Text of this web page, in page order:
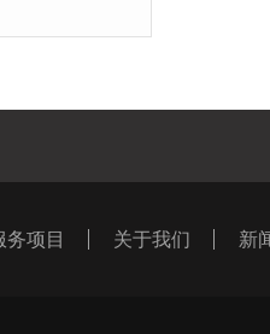
务项目 关于我们 新